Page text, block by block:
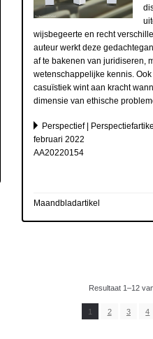
wijsbegeerte en recht
auteur werkt deze
af te bakenen van juridiseren,
wetenschappelijke kennis.
casuïstiek wint aan kracht
dimensie van ethische
Perspectief |
februari 2022
AA20220154
Maandbladartikel
Resultaat 1–12
1 2 3 4